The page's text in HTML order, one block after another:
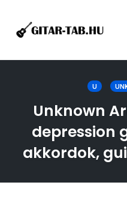
U
Unknown
depression
akkordok,